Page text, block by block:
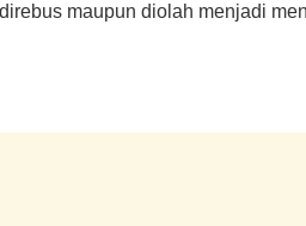
maupun diolah menjadi